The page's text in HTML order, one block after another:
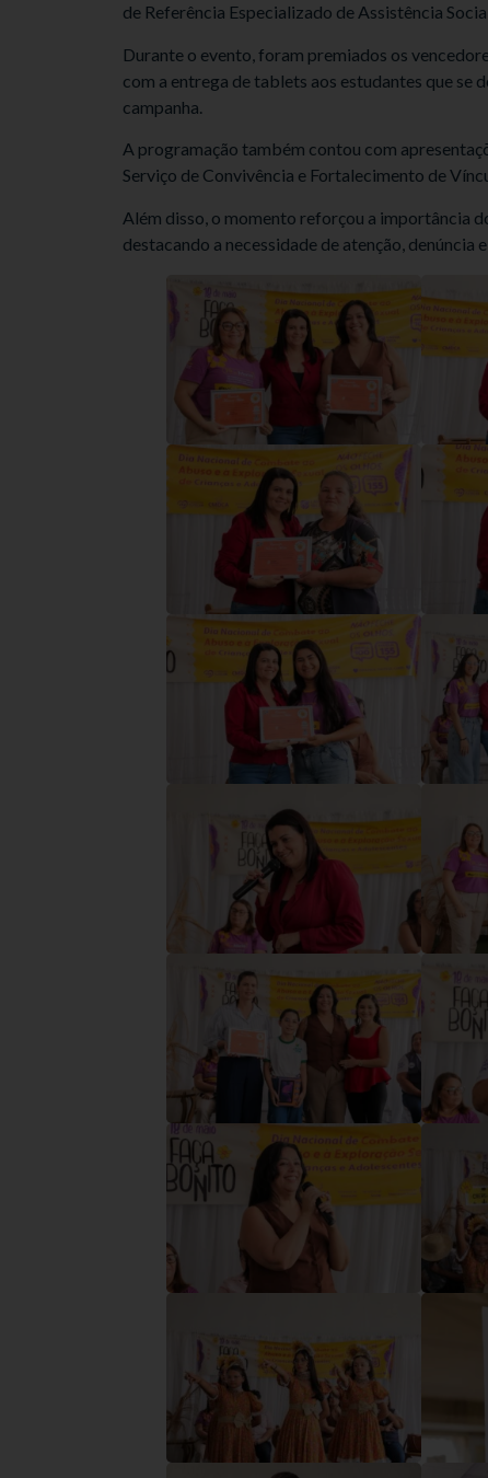
de Referência Especializado de Assistência
Durante o evento, foram premiados os
com a entrega de tablets aos estudantes que se
campanha.
A programação também contou com
Serviço de Convivência e Fortalecimento de
Além disso, o momento reforçou a importância
destacando a necessidade de atenção,